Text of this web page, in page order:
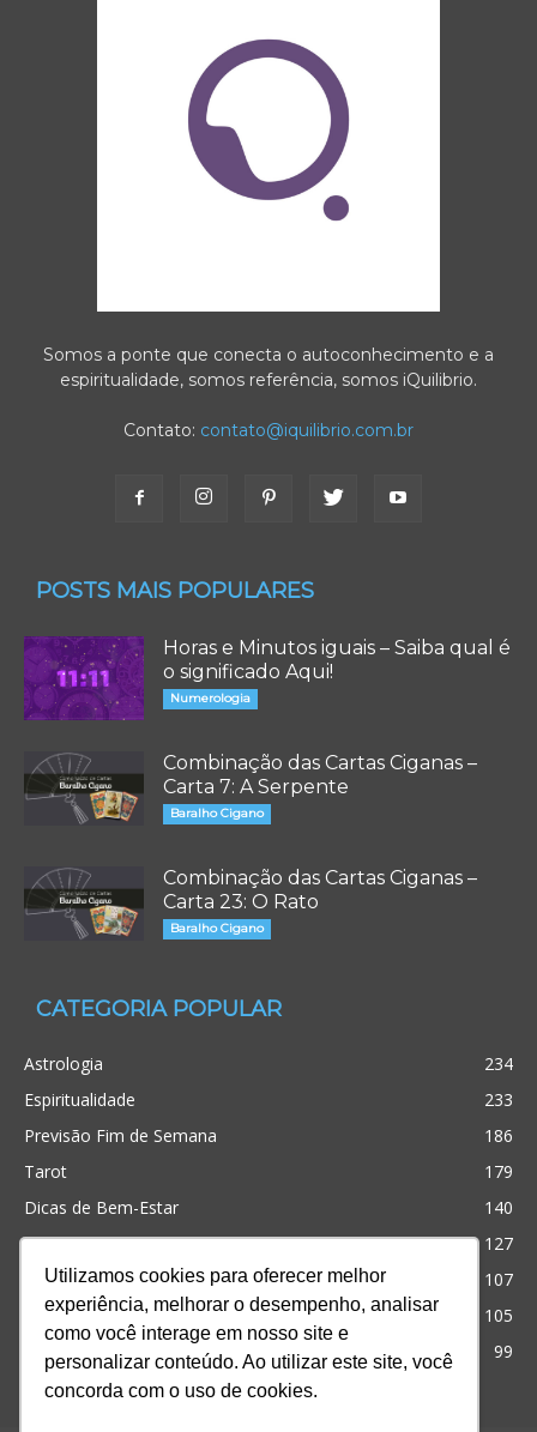
Utilizamos cookies para oferecer melhor
experiência, melhorar o desempenho, analisar
como você interage em nosso site e
personalizar conteúdo. Ao utilizar este site, você
concorda com o uso de cookies.
Somos a ponte que conecta o autoconhecimento e a
espiritualidade, somos referência, somos iQuilibrio.
Contato: contato@iquilibrio.com.br
POSTS MAIS POPULARES
Horas e Minutos iguais – Saiba qual é
o significado Aqui!
Numerologia
Combinação das Cartas Ciganas –
Carta 7: A Serpente
Baralho Cigano
Combinação das Cartas Ciganas –
Carta 23: O Rato
Baralho Cigano
CATEGORIA POPULAR
Astrologia
234
Espiritualidade
233
Previsão Fim de Semana
186
Tarot
179
Dicas de Bem-Estar
140
Cristianismo
127
Simpatias
107
Significado dos sonhos
105
99